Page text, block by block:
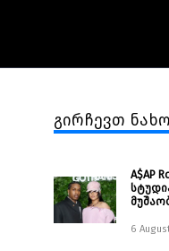
გირჩევთ
A$AP
6